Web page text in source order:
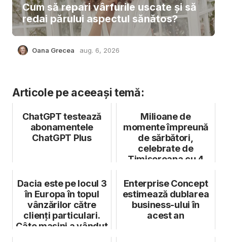
Cum să repari vârfurile uscate și să
redai părului aspectul sănătos?
Oana Grecea aug. 6, 2026
Articole pe aceeași temă:
ChatGPT testează
abonamentele
ChatGPT Plus
Milioane de
momente împreună
de sărbători,
celebrate de
Timișoreana cu 4
Dacia este pe locul 3
în Europa în topul
vânzărilor către
clienți particulari.
Câte mașini a vândut
Enterprise Concept
estimează dublarea
business-ului în
acest an